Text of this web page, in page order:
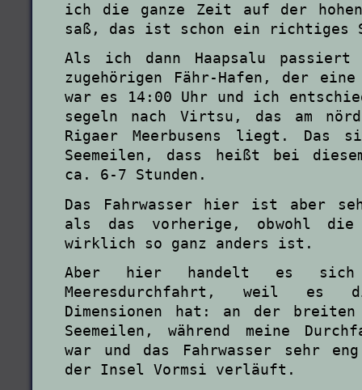
ich die ganze Zeit auf der
saß, das ist schon ein richtiges
Als ich dann Haapsalu
zugehörigen Fähr-Hafen, der
war es 14:00 Uhr und ich
segeln nach Virtsu, das am
Rigaer Meerbusens liegt. Das
Seemeilen, dass heißt bei
ca. 6-7 Stunden.
Das Fahrwasser hier ist aber
als das vorherige, obwohl die
wirklich so ganz anders ist.
Aber hier handelt es sich
Meeresdurchfahrt, weil es
Dimensionen hat: an der
Seemeilen, während meine
war und das Fahrwasser sehr
der Insel Vormsi verläuft.